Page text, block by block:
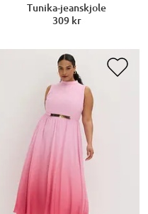
Tunika-jeanskjole
309 kr